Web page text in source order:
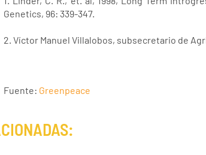
Genetics, 96: 339-347.
2. Víctor Manuel Villalobos, subsecretario de
Fuente: Greenpeace